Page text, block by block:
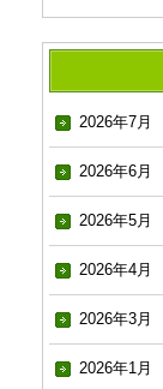
2026年7月
2026年6月
2026年5月
2026年4月
2026年3月
2026年1月